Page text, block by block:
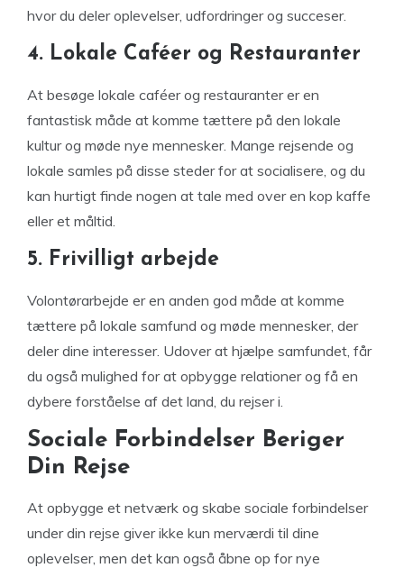
hvor du deler oplevelser, udfordringer og succeser.
4. Lokale Caféer og Restauranter
At besøge lokale caféer og restauranter er en
fantastisk måde at komme tættere på den lokale
kultur og møde nye mennesker. Mange rejsende og
lokale samles på disse steder for at socialisere, og du
kan hurtigt finde nogen at tale med over en kop kaffe
eller et måltid.
5. Frivilligt arbejde
Volontørarbejde er en anden god måde at komme
tættere på lokale samfund og møde mennesker, der
deler dine interesser. Udover at hjælpe samfundet, får
du også mulighed for at opbygge relationer og få en
dybere forståelse af det land, du rejser i.
Sociale Forbindelser Beriger
Din Rejse
At opbygge et netværk og skabe sociale forbindelser
under din rejse giver ikke kun merværdi til dine
oplevelser, men det kan også åbne op for nye